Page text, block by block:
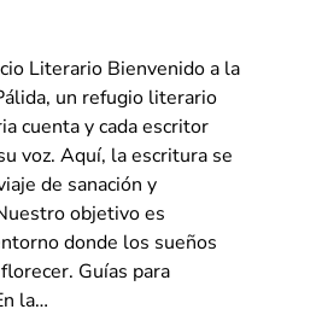
Literario Bienvenido a la
un refugio literario
cuenta y cada escritor
voz. Aquí, la escritura se
de sanación y
objetivo es
donde los sueños
Guías para
la…